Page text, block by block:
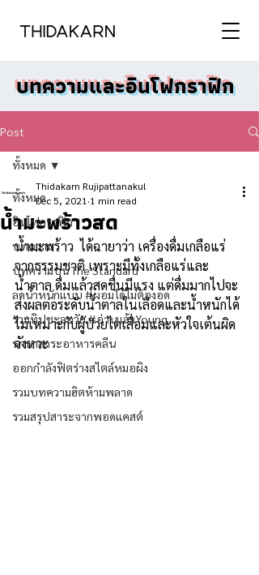
บทความและอินโฟกราฟิก
Post
ทั้งหมด
อินโฟกราฟิก
บทความ
บทความบน The Standard
ลดน้ำหนักแบบ #ผอมได้ไม่ต้องอด
รวมทิปชะลอวัย #อ่านแล้วYoung
นานาสาระอาหารคลีน
ออกกำลังฟิตร่างสไตล์หมอผิง
รวมบทความฮิตห้ามพลาด
รวมสรุปสาระจากพอดแคสต์
ทั้งหมด
น้ำมะพร้าวสด
Thidakarn Rujipattanakul
Dec 5, 2021 1 min read
น้ำมะพร้าว  ได้ฉายาว่า เครื่องดื่มเกลือแร่
จากธรรมชาติ เพราะมีทั้งเกลือแร่และ
น้ำตาล ดื่มแล้วสดชื่นมีแรง แต่ดื่มมากไปจะ
ส่งผลต่อระดับน้ำตาลในเลือดและน้ำหนักได้
ไม่เหมาะกับผู้ป่วยไตเสื่อมและหัวใจเต้นผิด
จังหวะ